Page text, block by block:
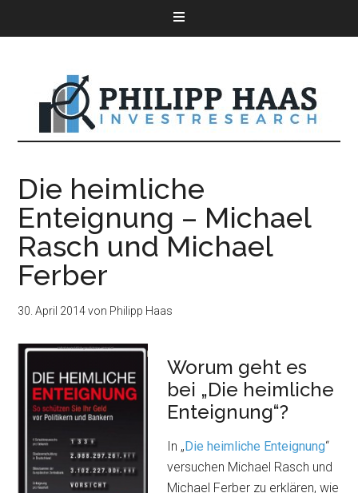
Die heimliche
Enteignung – Michael
Rasch und Michael
Ferber
30. April 2014von Philipp Haas
Worum geht es
bei „Die heimliche
Enteignung“?
In „Die heimliche Enteignung“
versuchen Michael Rasch und
Michael Ferber zu erklären, wie